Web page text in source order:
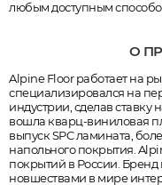
любым доступным
О
Alpine Floor работает на
специализировался на
индустрии, сделав
вошла кварц-виниловая
выпуск SPC ламината,
напольного покрытия.
покрытий в России. Бренд
новшествами в мире